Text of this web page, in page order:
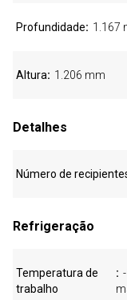
Profundidade 1.167
Altura 1.206 mm
Detalhes
Número de
Refrigeração
Temperatura de
trabalho